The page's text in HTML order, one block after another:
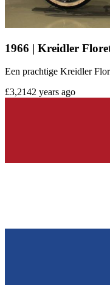
1966 | Kreidler
Een prachtige Kreidler
£3,2142 years ago